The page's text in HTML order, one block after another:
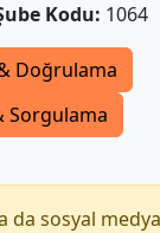
Kodu: 1064
Doğrulama
Sorgulama
da sosyal